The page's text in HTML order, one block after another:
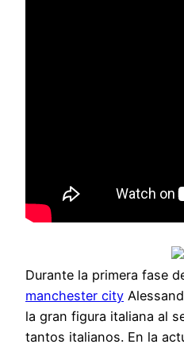
Durante la primera fase
manchester city
la gran figura italiana al
tantos italianos. En la